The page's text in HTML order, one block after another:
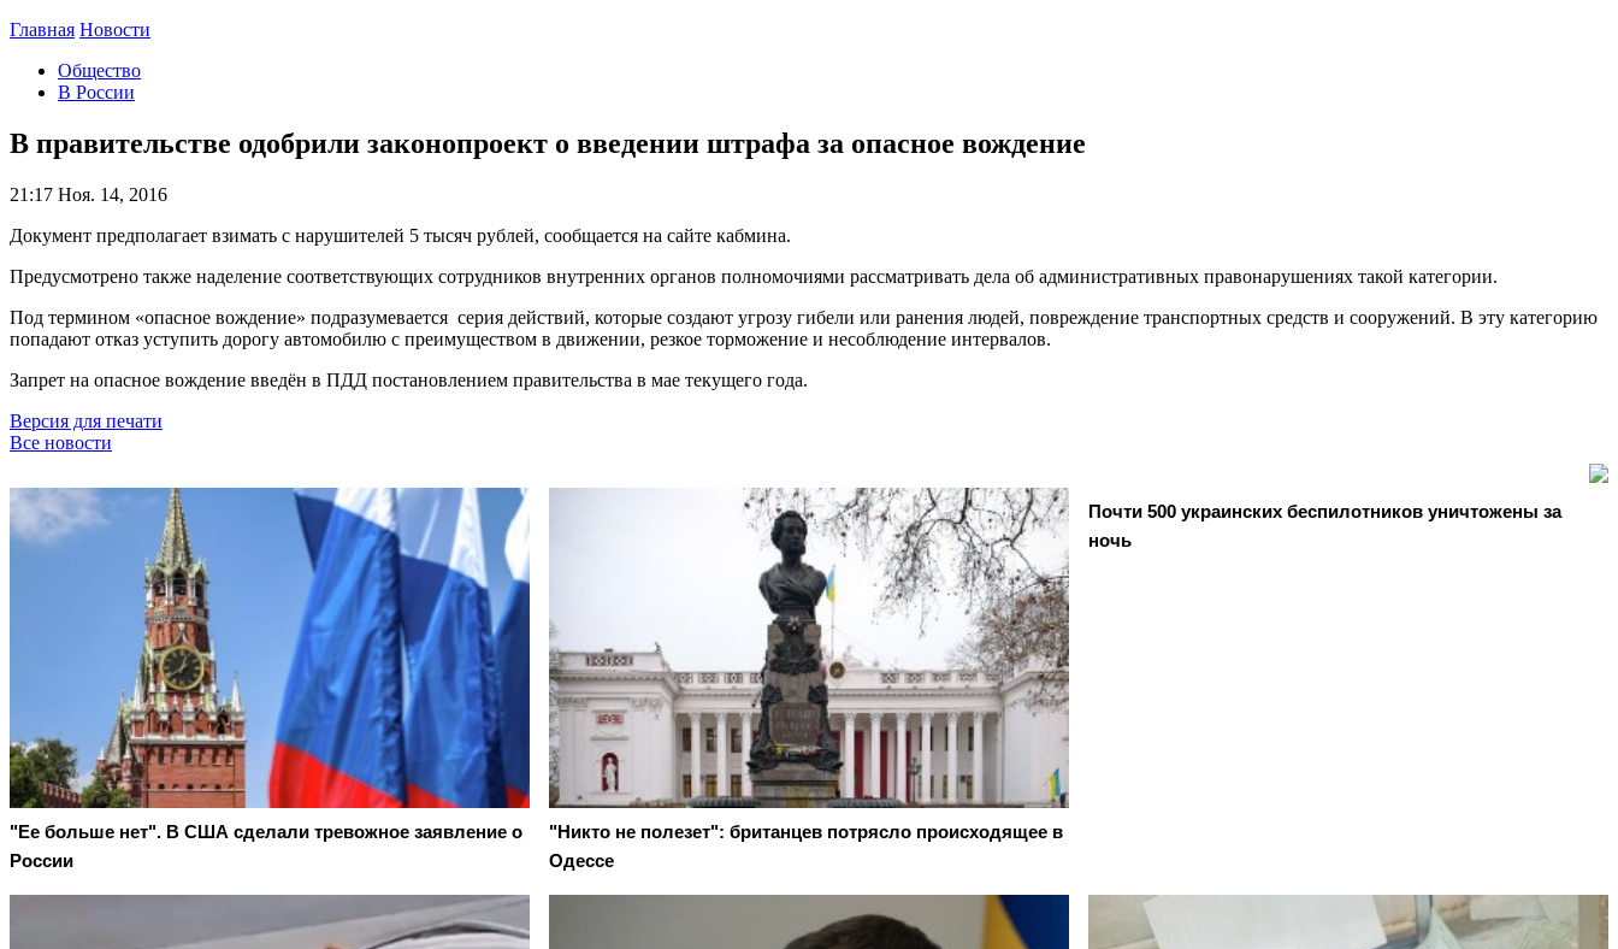
Главная Новости
Общество
В России
В правительстве одобрили законопроект о введении штрафа за опасное вождение
21:17 Ноя. 14, 2016
Документ предполагает взимать с нарушителей 5 тысяч рублей, сообщается на сайте кабмина.
Предусмотрено также наделение соответствующих сотрудников внутренних органов полномочиями рассматривать дела об административных правонарушениях такой категории.
Под термином «опасное вождение» подразумевается серия действий, которые создают угрозу гибели или ранения людей, повреждение транспортных средств и сооружений. В эту категорию
попадают отказ уступить дорогу автомобилю с преимуществом в движении, резкое торможение и несоблюдение интервалов.
Запрет на опасное вождение введён в ПДД постановлением правительства в мае текущего года.
Версия для печати
Все новости
"Ее больше нет". В США сделали тревожное заявление о
России
"Никто не полезет": британцев потрясло происходящее в
Одессе
Почти 500 украинских беспилотников уничтожены за
ночь